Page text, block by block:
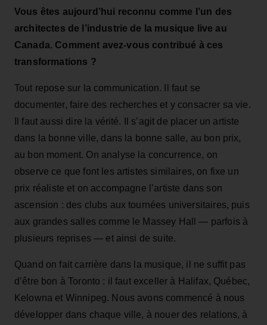
Vous êtes aujourd’hui reconnu comme l’un des
architectes de l’industrie de la musique live au
Canada. Comment avez‑vous contribué à ces
transformations ?
Tout repose sur la communication. Il faut se
documenter, faire des recherches et y consacrer sa vie.
Il faut aussi dire la vérité. Il s’agit de placer un artiste
dans la bonne ville, dans la bonne salle, au bon prix,
au bon moment. On analyse la concurrence, on
observe ce que font les artistes similaires, on fixe un
prix réaliste et on accompagne l’artiste dans son
ascension : des clubs aux tournées universitaires, puis
aux grandes salles comme le Massey Hall — parfois à
plusieurs reprises — et ainsi de suite.
Quand on fait carrière dans la musique, il ne suffit pas
d’être bon à Toronto : il faut exceller à Halifax, Québec,
Kelowna et Winnipeg. Nous avons commencé à nous
développer dans chaque ville, à nouer des relations, à